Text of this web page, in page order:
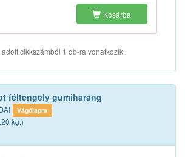
Kosárba
cikkszámból 1 db-ra vonatkozik.
féltengely gumiharang
Vágólapra
kg.)